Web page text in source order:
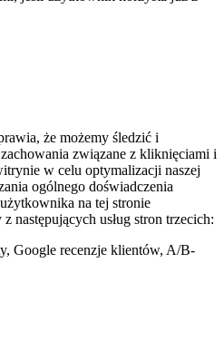
że możemy śledzić i
związane z kliknięciami i
w celu optymalizacji naszej
ogólnego doświadczenia
na tej stronie
następujących usług stron trzecich:
Google recenzje klientów, A/B-